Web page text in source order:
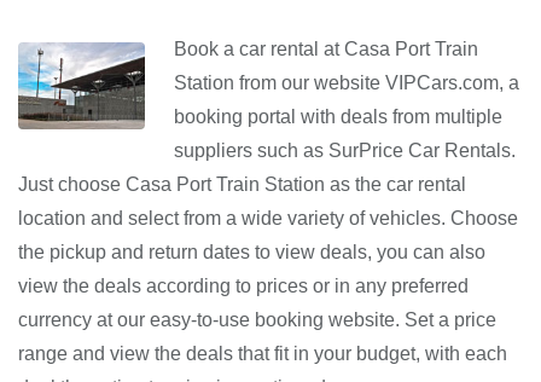
Book a car rental at Casa Port Train
Station from our website VIPCars.com, a
booking portal with deals from multiple
suppliers such as SurPrice Car Rentals.
Just choose Casa Port Train Station as the car rental
location and select from a wide variety of vehicles. Choose
the pickup and return dates to view deals, you can also
view the deals according to prices or in any preferred
currency at our easy-to-use booking website. Set a price
range and view the deals that fit in your budget, with each